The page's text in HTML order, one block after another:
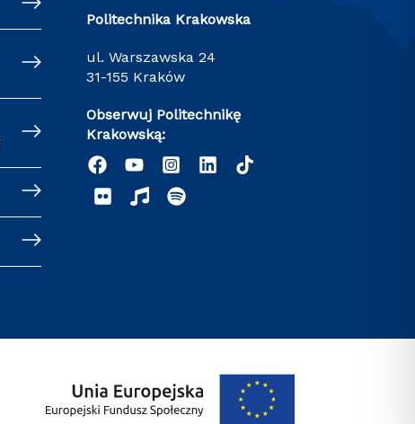
Politechnika Krakowska
ul. Warszawska 24
31-155 Kraków
Obserwuj Politechnikę
Krakowską: